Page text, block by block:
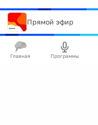
Прямой эфир
Главная Программы